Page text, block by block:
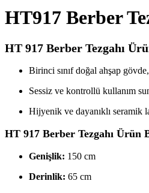
HT917 Berber
HT 917 Berber Tezgahı
Birinci sınıf doğal ahşap
Sessiz ve kontrollü kullanım
Hijyenik ve dayanıklı seramik
HT 917 Berber Tezgahı Ürün
Genişlik: 150 cm
Derinlik: 65 cm